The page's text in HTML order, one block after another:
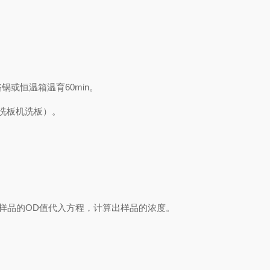
锅或恒温箱温育60min。
板机洗板）。
品的OD值代入方程，计算出样品的浓度。